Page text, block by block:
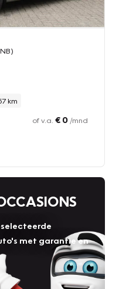
km
of v.a. € 0 /mnd
met garantie en